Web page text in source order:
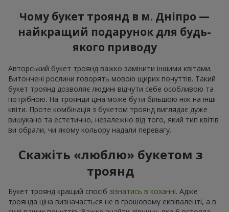
Чому букет троянд в м. Дніпро —
найкращий подарунок для будь-
якого приводу
Авторський букет троянд важко замінити іншими квітами.
Витончені рослини говорять мовою щирих почуттів. Такий
букет троянд дозволяє людині відчути себе особливою та
потрібною. На троянди ціна може бути більшою ніж на інші
квіти. Проте комбінація з букетом троянд виглядає дуже
вишукано та естетично, незалежно від того, який тип квітів
ви обрали, чи якому кольору надали перевагу.
Скажіть «люблю» букетом з
троянд
Букет троянд кращий спосіб зізнатись в коханні. Адже
троянда ціна визначається не в грошовому еквіваленті, а в